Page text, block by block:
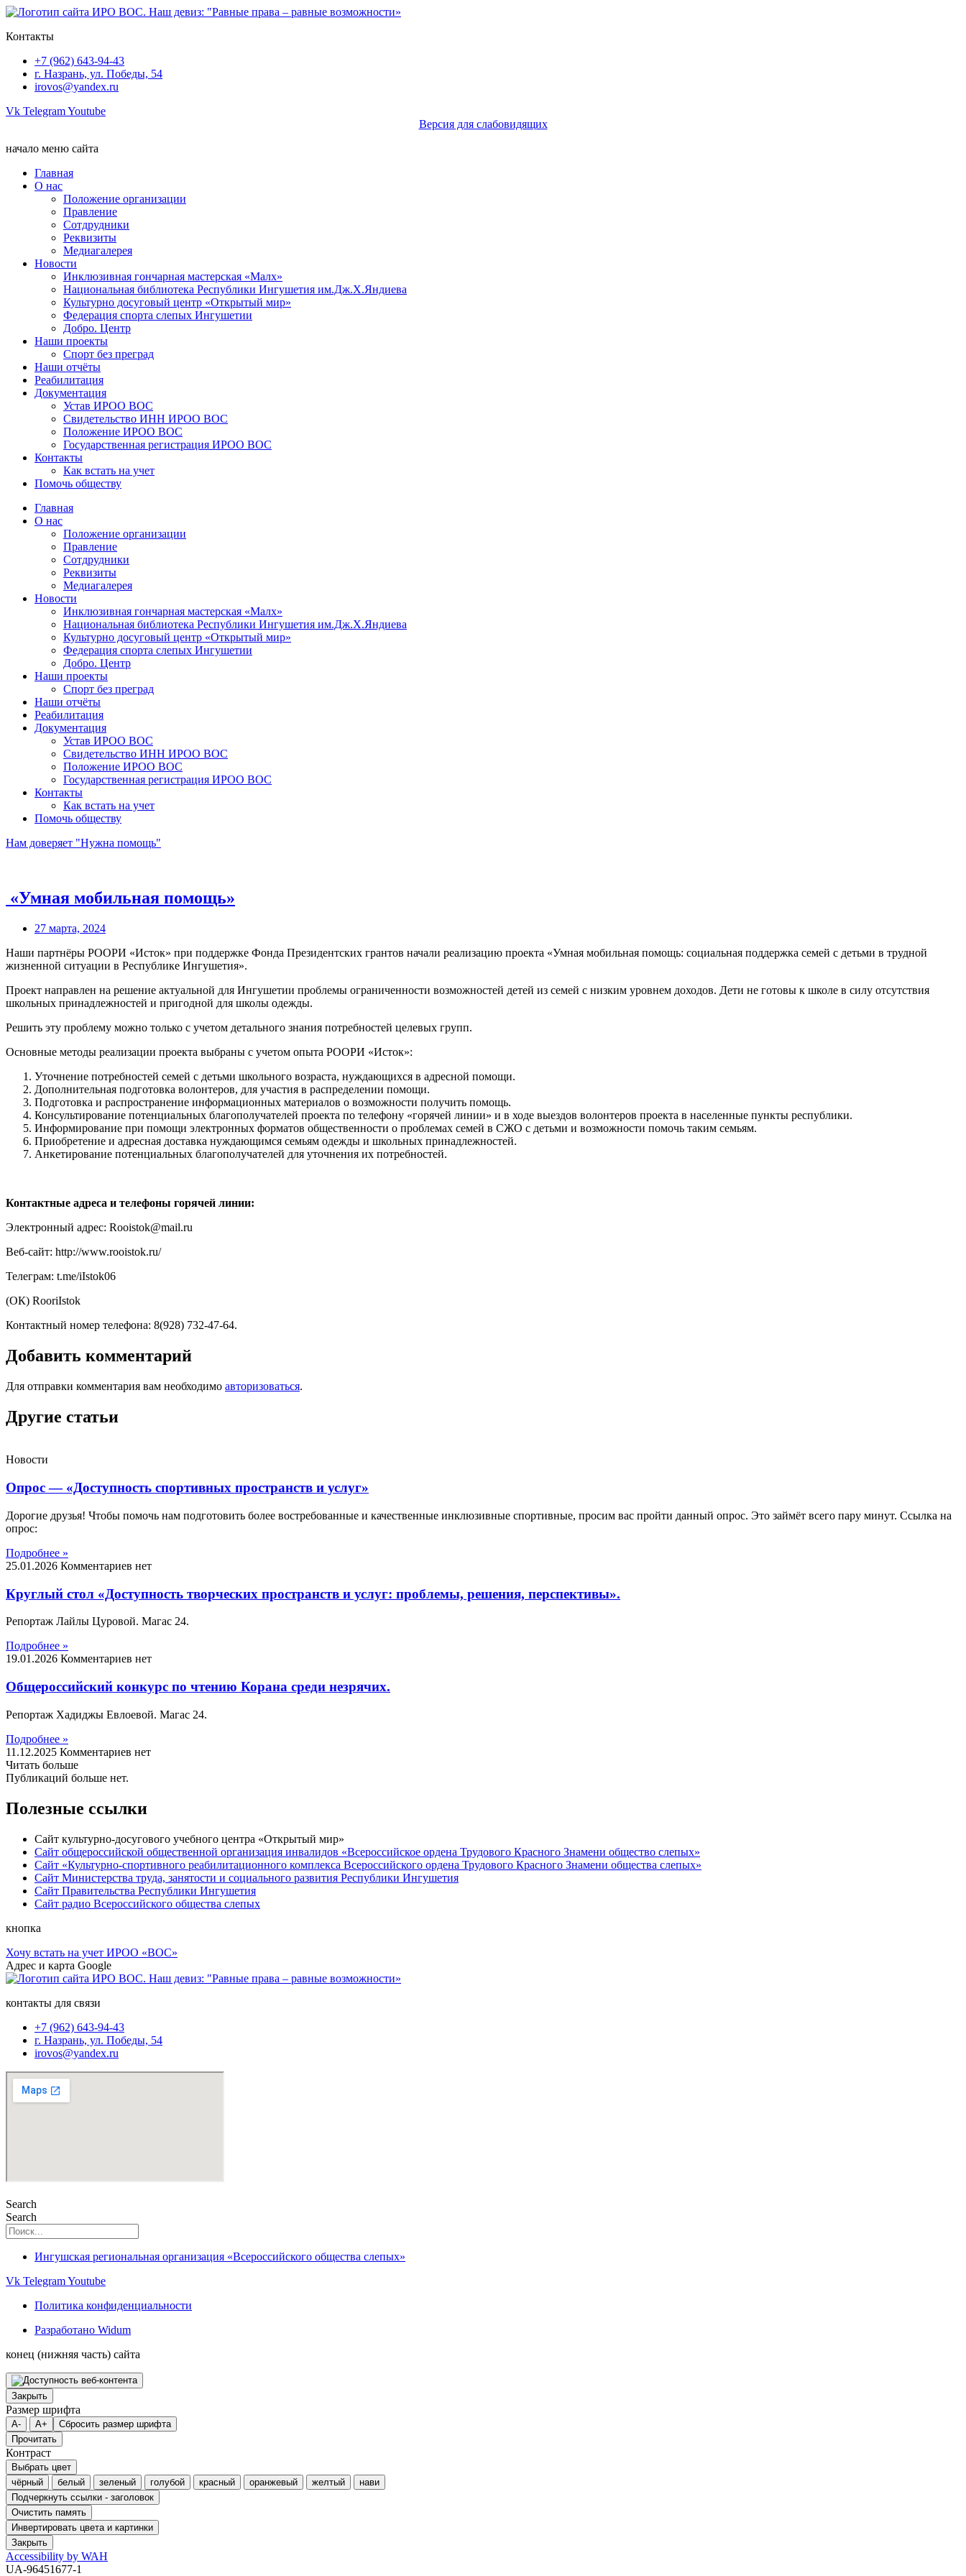
Перейти
содержимому
Контакты
+7 (962) 643-94-43
г. Назрань, ул. Победы, 54
irovos@yandex.ru
Vk TelegramYoutube
Версия для слабовидящих
начало меню сайта
Главная
О нас
Положение организации
Правление
Сотдрудники
Реквизиты
Медиагалерея
Новости
Инклюзивная гончарная мастерская «Малх»
Национальная библиотека Республики Ингушетия им.Дж.Х.Яндиева
Культурно досуговый центр «Открытый мир»
Федерация спорта слепых Ингушетии
Добро. Центр
Наши проекты
Спорт без преград
Наши отчёты
Реабилитация
Документация
Устав ИРОО ВОС
Свидетельство ИНН ИРОО ВОС
Положение ИРОО ВОС
Государственная регистрация ИРОО ВОС
Контакты
Как встать на учет
Помочь обществу
Главная
О нас
Положение организации
Правление
Сотдрудники
Реквизиты
Медиагалерея
Новости
Инклюзивная гончарная мастерская «Малх»
Национальная библиотека Республики Ингушетия им.Дж.Х.Яндиева
Культурно досуговый центр «Открытый мир»
Федерация спорта слепых Ингушетии
Добро. Центр
Наши проекты
Спорт без преград
Наши отчёты
Реабилитация
Документация
Устав ИРОО ВОС
Свидетельство ИНН ИРОО ВОС
Положение ИРОО ВОС
Государственная регистрация ИРОО ВОС
Контакты
Как встать на учет
Помочь обществу
Нам доверяет "Нужна помощь"
«Умная мобильная помощь»
27 марта, 2024
Наши партнёры РООРИ «Исток» при поддержке Фонда Президентских грантов начали реализацию проекта «Умная мобильная помощь: социальная поддержка семей с детьми в трудной
жизненной ситуации в Республике Ингушетия».
Проект направлен на решение актуальной для Ингушетии проблемы ограниченности возможностей детей из семей с низким уровнем доходов. Дети не готовы к школе в силу отсутствия
школьных принадлежностей и пригодной для школы одежды.
Решить эту проблему можно только с учетом детального знания потребностей целевых групп.
Основные методы реализации проекта выбраны с учетом опыта РООРИ «Исток»:
Уточнение потребностей семей с детьми школьного возраста, нуждающихся в адресной помощи.
Дополнительная подготовка волонтеров, для участия в распределении помощи.
Подготовка и распространение информационных материалов о возможности получить помощь.
Консультирование потенциальных благополучателей проекта по телефону «горячей линии» и в ходе выездов волонтеров проекта в населенные пункты республики.
Информирование при помощи электронных форматов общественности о проблемах семей в СЖО с детьми и возможности помочь таким семьям.
Приобретение и адресная доставка нуждающимся семьям одежды и школьных принадлежностей.
Анкетирование потенциальных благополучателей для уточнения их потребностей.
Контактные адреса и телефоны горячей линии:
Электронный адрес: Rooistok@mail.ru
Веб-сайт: http://www.rooistok.ru/
Телеграм: t.me/iIstok06
(ОК) RooriIstok
Контактный номер телефона: 8(928) 732-47-64.
Добавить комментарий
Для отправки комментария вам необходимо авторизоваться.
Другие статьи
Новости
Опрос — «Доступность спортивных пространств и услуг»
Дорогие друзья! Чтобы помочь нам подготовить более востребованные и качественные инклюзивные спортивные, просим вас пройти данный опрос. Это займёт всего пару минут. Ссылка на
опрос:
Подробнее »
25.01.2026 Комментариев нет
Круглый стол «Доступность творческих пространств и услуг: проблемы, решения, перспективы».
Репортаж Лайлы Цуровой. Магас 24.
Подробнее »
19.01.2026 Комментариев нет
Общероссийский конкурс по чтению Корана среди незрячих.
Репортаж Хадиджы Евлоевой. Магас 24.
Подробнее »
11.12.2025 Комментариев нет
Читать больше
Публикаций больше нет.
Полезные ссылки
Сайт культурно-досугового учебного центра «Открытый мир»
Сайт общероссийской общественной организация инвалидов «Всероссийское ордена Трудового Красного Знамени общество слепых»
Сайт «Культурно-спортивного реабилитационного комплекса Всероссийского ордена Трудового Красного Знамени общества слепых»
Сайт Министерства труда, занятости и социального развития Республики Ингушетия
Сайт Правительства Республики Ингушетия
Сайт радио Всероссийского общества слепых
кнопка
Хочу встать на учет ИРОО «ВОС»
Адрес и карта Google
контакты для связи
+7 (962) 643-94-43
г. Назрань, ул. Победы, 54
irovos@yandex.ru
Search
Search
Ингушская региональная организация «Всероссийского общества слепых»
Vk TelegramYoutube
Политика конфиденциальности
Разработано Widum
конец (нижняя часть) сайта
Закрыть
Размер шрифта
A- A+
Сбросить размер шрифта
Прочитать
Контраст
Выбрать цвет
чёрный
белый зеленый голубой красный оранжевый желтый
нави
Подчеркнуть ссылки - заголовок
Очистить память
Инвертировать цвета и картинки
Закрыть
Accessibility by WAH
UA-96451677-1